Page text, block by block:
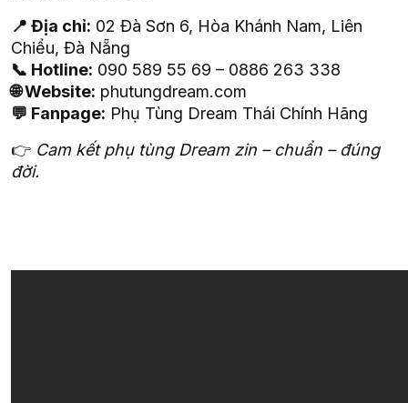
📍 Địa chỉ: 02 Đà Sơn 6, Hòa Khánh Nam, Liên
Chiểu, Đà Nẵng
📞 Hotline: 090 589 55 69 – 0886 263 338
🌐 Website: phutungdream.com
💬 Fanpage: Phụ Tùng Dream Thái Chính Hãng
👉 Cam kết phụ tùng Dream zin – chuẩn – đúng
đời.